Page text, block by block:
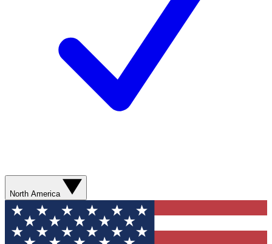
North America